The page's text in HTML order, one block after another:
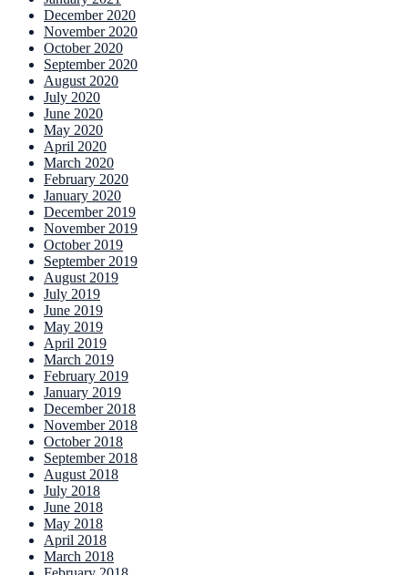
December 2020
November 2020
October 2020
September 2020
August 2020
July 2020
June 2020
May 2020
April 2020
March 2020
February 2020
January 2020
December 2019
November 2019
October 2019
September 2019
August 2019
July 2019
June 2019
May 2019
April 2019
March 2019
February 2019
January 2019
December 2018
November 2018
October 2018
September 2018
August 2018
July 2018
June 2018
May 2018
April 2018
March 2018